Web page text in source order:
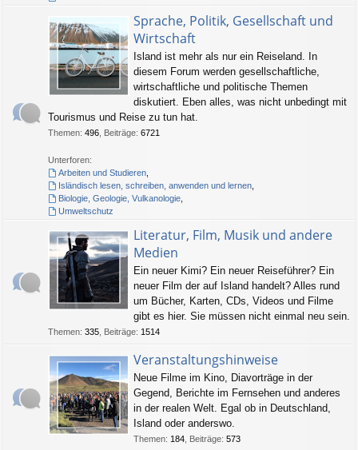
Sprache, Politik, Gesellschaft und
Wirtschaft
Island ist mehr als nur ein Reiseland. In
diesem Forum werden gesellschaftliche,
wirtschaftliche und politische Themen
diskutiert. Eben alles, was nicht unbedingt mit
Tourismus und Reise zu tun hat.
Themen: 496 Beiträge: 6721
Unterforen:
Arbeiten und Studieren,
Isländisch lesen, schreiben, anwenden und lernen,
Biologie, Geologie, Vulkanologie,
Umweltschutz
Literatur, Film, Musik und andere
Medien
Ein neuer Kimi? Ein neuer Reiseführer? Ein
neuer Film der auf Island handelt? Alles rund
um Bücher, Karten, CDs, Videos und Filme
gibt es hier. Sie müssen nicht einmal neu sein.
Themen: 335 Beiträge: 1514
Veranstaltungshinweise
Neue Filme im Kino, Diavorträge in der
Gegend, Berichte im Fernsehen und anderes
in der realen Welt. Egal ob in Deutschland,
Island oder anderswo.
Themen: 184 Beiträge: 573